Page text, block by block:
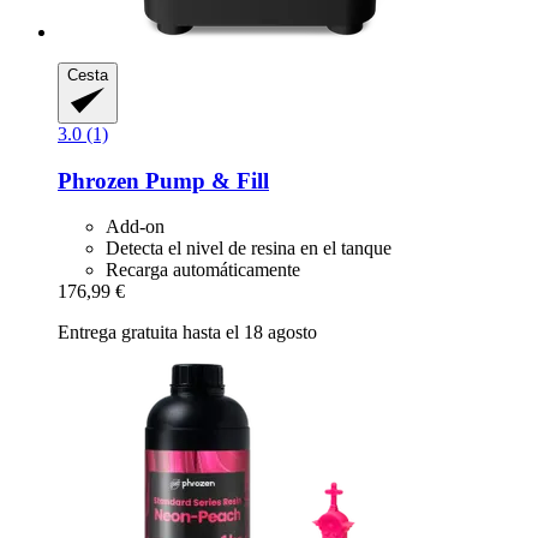
Cesta
3.0 (1)
Phrozen Pump & Fill
Add-on
Detecta el nivel de resina en el tanque
Recarga automáticamente
176,99 €
Entrega gratuita hasta el 18 agosto